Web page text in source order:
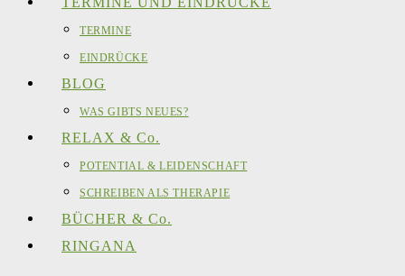
TERMINE
EINDRÜCKE
BLOG
WAS GIBTS NEUES?
RELAX & Co.
POTENTIAL & LEIDENSCHAFT
SCHREIBEN ALS THERAPIE
BÜCHER & Co.
RINGANA